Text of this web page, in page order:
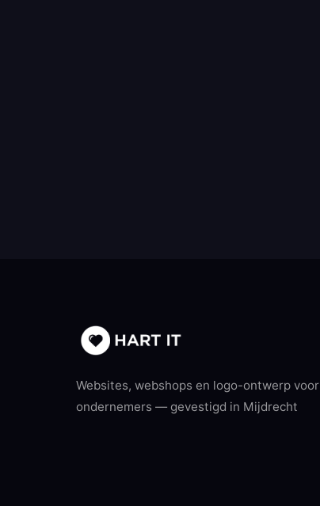
Websites, webshops en logo-ontwerp voor
ondernemers — gevestigd in Mijdrecht